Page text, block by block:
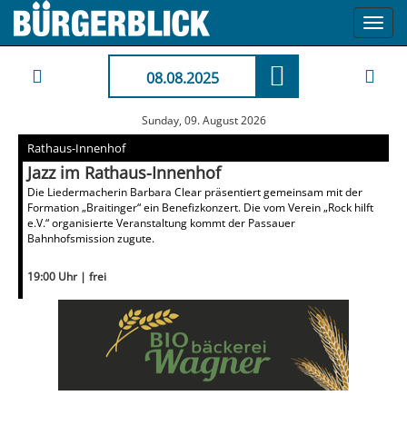
08.08.2025
Sunday, 09. August 2026
Rathaus-Innenhof
Jazz im Rathaus-Innenhof
Die Liedermacherin Barbara Clear präsentiert gemeinsam mit der
Formation „Braitinger“ ein Benefizkonzert. Die vom Verein „Rock hilft
e.V.“ organisierte Veranstaltung kommt der Passauer
Bahnhofsmission zugute.
19:00 Uhr | frei